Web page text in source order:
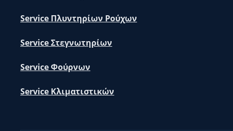
Service Πλυντηρίων Ρούχων
Service Στεγνωτηρίων
Service Φούρνων
Service Κλιματιστικών